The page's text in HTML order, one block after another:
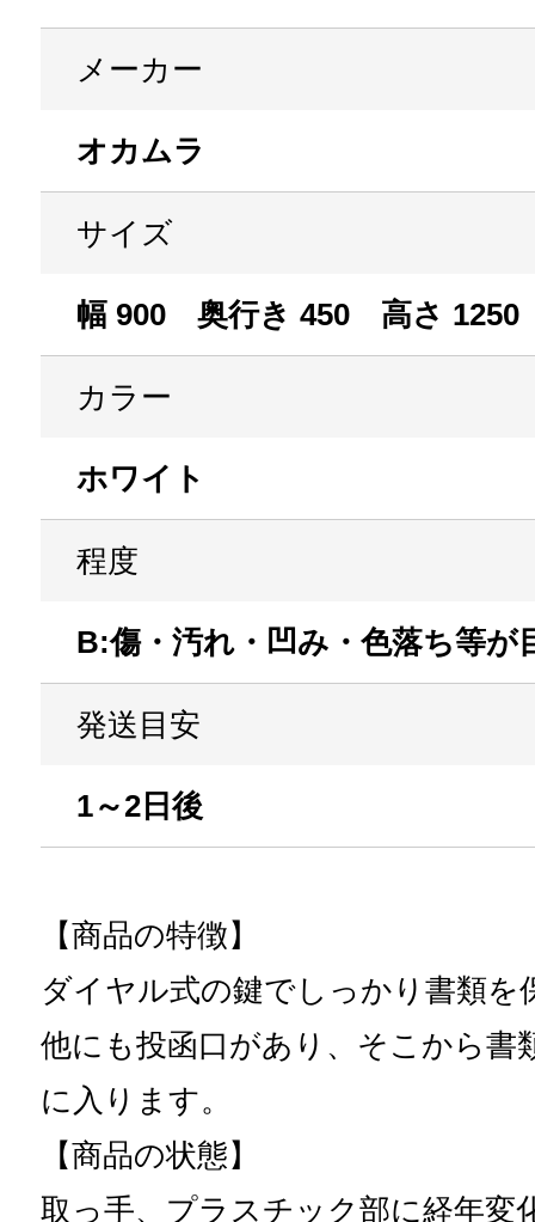
メーカー
オカムラ
サイズ
幅 900 奥行き 450 高さ 1250
カラー
ホワイト
程度
B:傷・汚れ・凹み・色落ち等が
発送目安
1～2日後
【商品の特徴】
ダイヤル式の鍵でしっかり書類を
他にも投函口があり、そこから書
に入ります。
【商品の状態】
取っ手、プラスチック部に経年変